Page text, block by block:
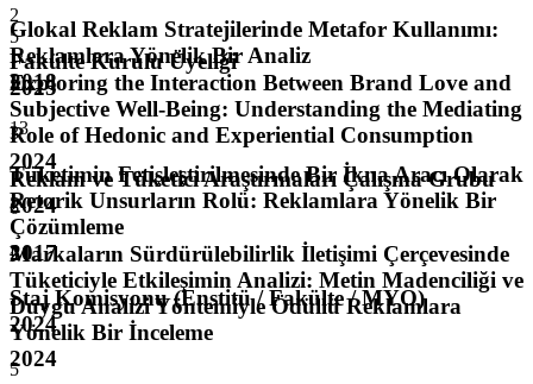
Glokal Reklam Stratejilerinde Metafor Kullanımı:
Reklamlara Yönelik Bir Analiz
2018
13
Tüketimin Fetişleştirilmesinde Bir İkna Aracı Olarak
Retorik Unsurların Rolü: Reklamlara Yönelik Bir
Çözümleme
2017
5
Exploring the Interaction Between Brand Love and
Subjective Well-Being: Understanding the Mediating
Role of Hedonic and Experiential Consumption
2024
6
Markaların Sürdürülebilirlik İletişimi Çerçevesinde
Tüketiciyle Etkileşimin Analizi: Metin Madenciliği ve
Duygu Analizi Yöntemiyle Ödüllü Reklamlara
Yönelik Bir İnceleme
2024
2
Fakülte Kurulu Üyeliği
2025
3
Reklam ve Tüketici Araştırmaları Çalışma Grubu
2024
4
Staj Komisyonu (Enstitü / Fakülte / MYO)
2024
5